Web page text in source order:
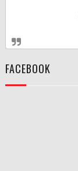
FACEBOOK